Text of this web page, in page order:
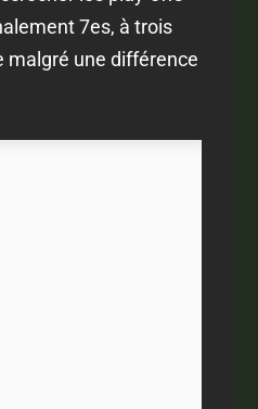
7es, à trois
malgré une différence